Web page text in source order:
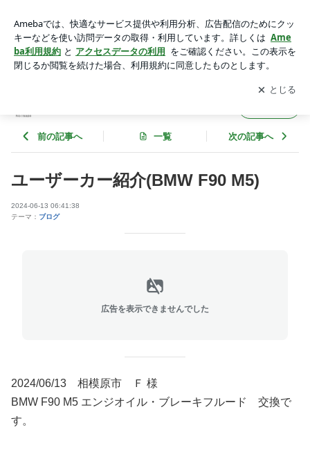
アプリをダウンロードして ブログの更新通知
を受け取りまし
ょう。
開く
前の記事へ 一覧 次の記事へ
ユーザーカー紹介(BMW F90 M5)
2024-06-13 06:41:38
テーマ： ブログ
広告を表示できませんでした
2024/06/13 相模原市 Ｆ 様
BMW F90 M5 エンジオイル・ブレーキフルード 交換で
す。